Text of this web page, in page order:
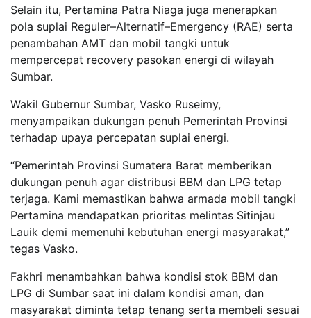
Selain itu, Pertamina Patra Niaga juga menerapkan
pola suplai Reguler–Alternatif–Emergency (RAE) serta
penambahan AMT dan mobil tangki untuk
mempercepat recovery pasokan energi di wilayah
Sumbar.
Wakil Gubernur Sumbar, Vasko Ruseimy,
menyampaikan dukungan penuh Pemerintah Provinsi
terhadap upaya percepatan suplai energi.
“Pemerintah Provinsi Sumatera Barat memberikan
dukungan penuh agar distribusi BBM dan LPG tetap
terjaga. Kami memastikan bahwa armada mobil tangki
Pertamina mendapatkan prioritas melintas Sitinjau
Lauik demi memenuhi kebutuhan energi masyarakat,”
tegas Vasko.
Fakhri menambahkan bahwa kondisi stok BBM dan
LPG di Sumbar saat ini dalam kondisi aman, dan
masyarakat diminta tetap tenang serta membeli sesuai